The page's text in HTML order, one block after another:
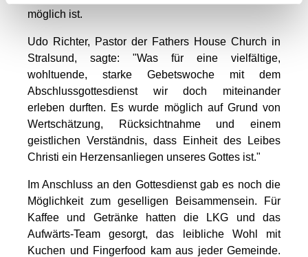
möglich ist.
Udo Richter, Pastor der Fathers House Church in
Stralsund, sagte: "Was für eine vielfältige,
wohltuende, starke Gebetswoche mit dem
Abschlussgottesdienst wir doch miteinander
erleben durften. Es wurde möglich auf Grund von
Wertschätzung, Rücksichtnahme und einem
geistlichen Verständnis, dass Einheit des Leibes
Christi ein Herzensanliegen unseres Gottes ist."
Im Anschluss an den Gottesdienst gab es noch die
Möglichkeit zum geselligen Beisammensein. Für
Kaffee und Getränke hatten die LKG und das
Aufwärts-Team gesorgt, das leibliche Wohl mit
Kuchen und Fingerfood kam aus jeder Gemeinde.